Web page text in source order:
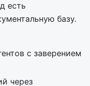
есть
базу.
с заверением
через